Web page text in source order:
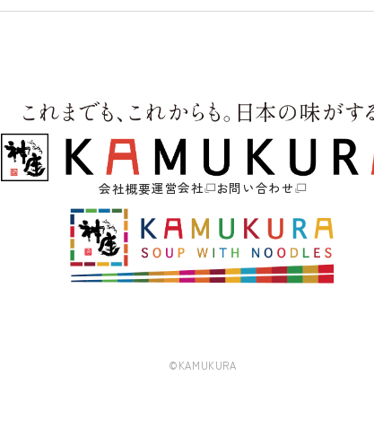
会社概要運営会社 お問い合わせ
©KAMUKURA